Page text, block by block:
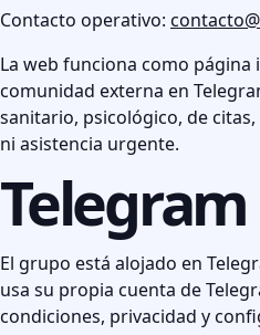
Contacto operativo:
La web funciona como
comunidad externa en
sanitario, psicológico, de
ni asistencia urgente.
Telegram
El grupo está alojado en
usa su propia cuenta de
condiciones, privacidad y